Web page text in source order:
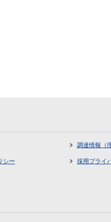
調達情報（
シー 採用プライ